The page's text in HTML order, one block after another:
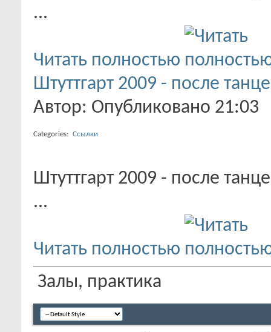
...
Читать полностью
Штуттгарт 2009 - после
Автор: Опубликовано
Categories: Ссылки
Штуттгарт 2009 - после
...
Читать полностью
Залы, практика